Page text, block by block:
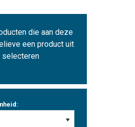
die aan deze
een product uit